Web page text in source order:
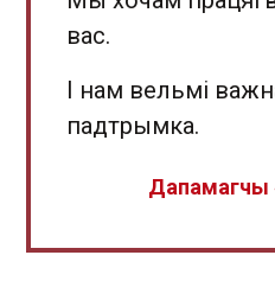
вас.
І нам вельмі
падтрымка.
Дапамагчы